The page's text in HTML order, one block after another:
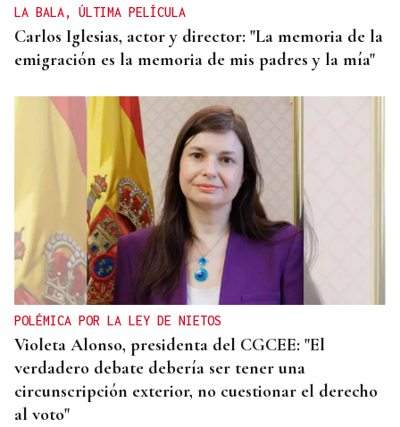
LA BALA, ÚLTIMA PELÍCULA
Carlos Iglesias, actor y director: "La memoria de la
emigración es la memoria de mis padres y la mía"
POLÉMICA POR LA LEY DE NIETOS
Violeta Alonso, presidenta del CGCEE: "El
verdadero debate debería ser tener una
circunscripción exterior, no cuestionar el derecho
al voto"